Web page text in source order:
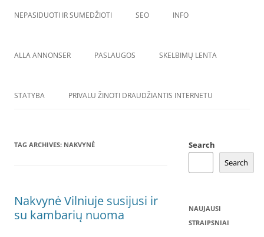
NEPASIDUOTI IR SUMEDŽIOTI SEO INFO
ALLA ANNONSER PASLAUGOS SKELBIMŲ LENTA
STATYBA PRIVALU ŽINOTI DRAUDŽIANTIS INTERNETU
TAG ARCHIVES: NAKVYNĖ
Nakvynė Vilniuje susijusi ir
su kambarių nuoma
Search
Search
NAUJAUSI
STRAIPSNIAI